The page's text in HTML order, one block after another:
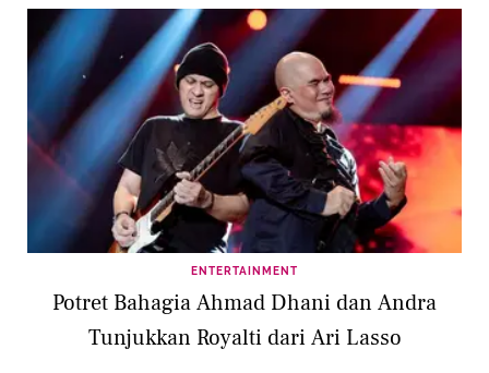
ENTERTAINMENT
Potret Bahagia Ahmad Dhani dan Andra
Tunjukkan Royalti dari Ari Lasso